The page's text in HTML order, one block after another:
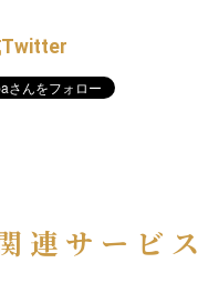
Twitter
連サービス